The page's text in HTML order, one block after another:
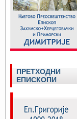
ПРЕТХОДНИ
ЕПИСКОПИ